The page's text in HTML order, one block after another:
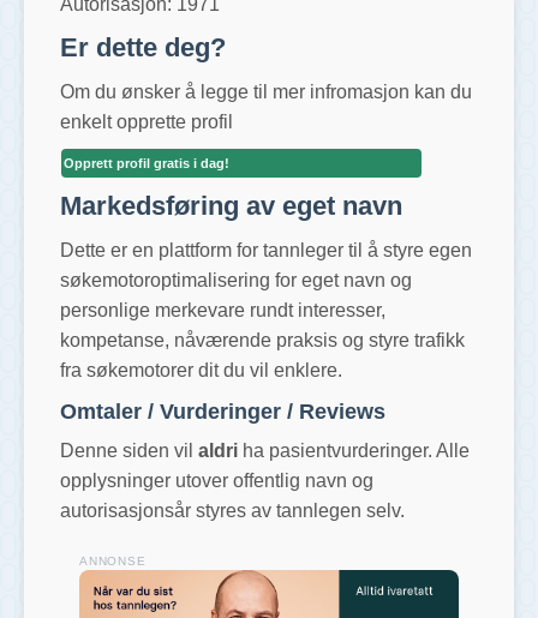
Er dette deg?
Om du ønsker å legge til mer infromasjon kan du
enkelt opprette profil
Opprett profil gratis i dag!
Markedsføring av eget navn
Dette er en plattform for tannleger til å styre egen
søkemotoroptimalisering for eget navn og
personlige merkevare rundt interesser,
kompetanse, nåværende praksis og styre trafikk
fra søkemotorer dit du vil enklere.
Omtaler / Vurderinger / Reviews
Denne siden vil aldri ha pasientvurderinger. Alle
opplysninger utover offentlig navn og
autorisasjonsår styres av tannlegen selv.
ANNONSE